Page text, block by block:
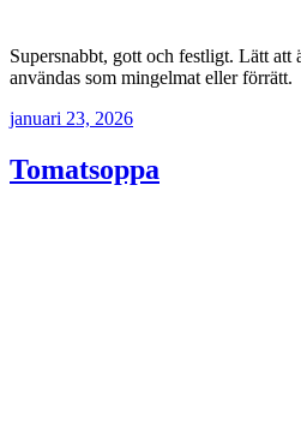
Supersnabbt, gott och festligt. Lätt
användas som mingelmat eller förrätt.
januari 23, 2026
Tomatsoppa